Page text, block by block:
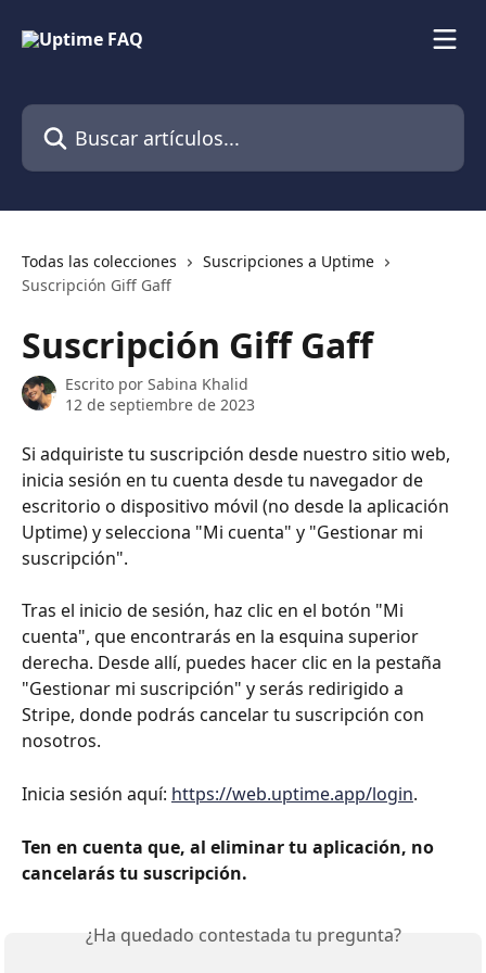
Buscar artículos...
Todas las colecciones
Suscripciones a Uptime
Suscripción Giff Gaff
Suscripción Giff Gaff
Escrito por Sabina Khalid
12 de septiembre de 2023
Si adquiriste tu suscripción desde nuestro sitio web,
inicia sesión en tu cuenta desde tu navegador de
escritorio o dispositivo móvil (no desde la aplicación
Uptime) y selecciona "Mi cuenta" y "Gestionar mi
suscripción".
Tras el inicio de sesión, haz clic en el botón "Mi
cuenta", que encontrarás en la esquina superior
derecha. Desde allí, puedes hacer clic en la pestaña
"Gestionar mi suscripción" y serás redirigido a
Stripe, donde podrás cancelar tu suscripción con
nosotros.
Inicia sesión aquí: https://web.uptime.app/login.
Ten en cuenta que, al eliminar tu aplicación, no
cancelarás tu suscripción.
¿Ha quedado contestada tu pregunta?